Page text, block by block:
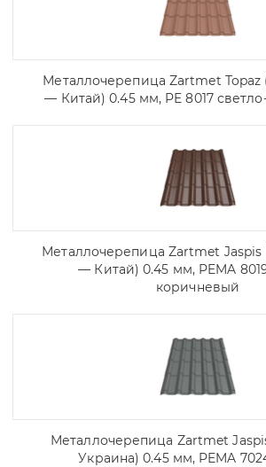
Металлочерепица Zartmet Topaz
— Китай) 0.45 мм, PE 8017
Металлочерепица Zartmet Jaspis
— Китай) 0.45 мм, PEMA
коричневый
Металлочерепица Zartmet
Украина) 0.45 мм, PEMA